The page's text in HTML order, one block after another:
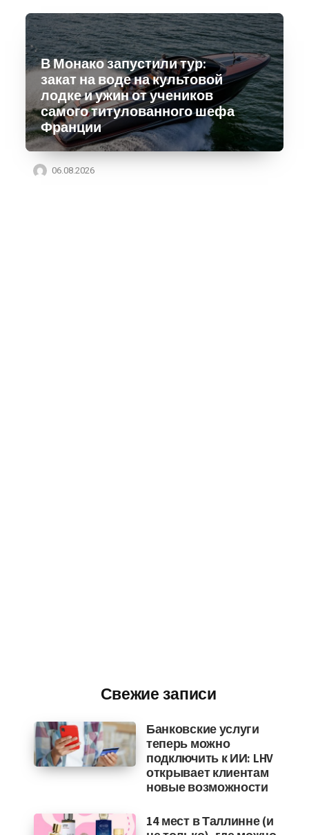
В Монако запустили тур:
закат на воде на культовой
лодке и ужин от учеников
самого титулованного шефа
Франции
06.08.2026
Свежие записи
Банковские услуги
теперь можно
подключить к ИИ: LHV
открывает клиентам
новые возможности
14 мест в Таллинне (и